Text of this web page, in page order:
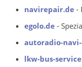
navirepair.de -
egolo.de -
autoradio-
lkw-bus-